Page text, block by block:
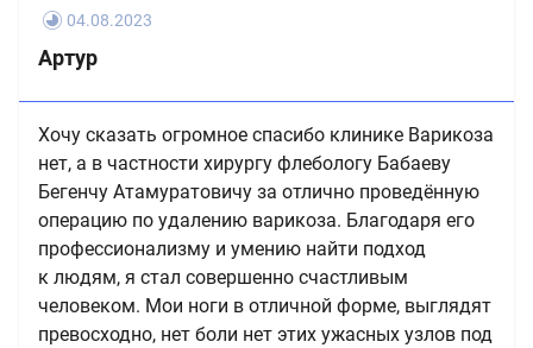
04.08.2023
Артур
Хочу сказать огромное спасибо клинике Варикоза
нет, а в частности хирургу флебологу Бабаеву
Бегенчу Атамуратовичу за отлично проведённую
операцию по удалению варикоза. Благодаря его
профессионализму и умению найти подход
к людям, я стал совершенно счастливым
человеком. Мои ноги в отличной форме, выглядят
превосходно, нет боли нет этих ужасных узлов под